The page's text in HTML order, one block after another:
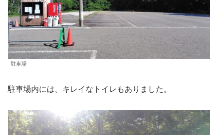
駐車場
駐車場内には、キレイなトイレもありました。